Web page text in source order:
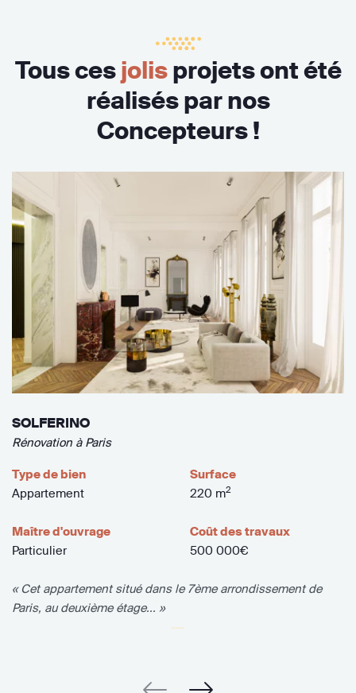
Tous cesjolisprojets ont été
réalisés par nos
Concepteurs !
SOLFERINO
Rénovation à Paris
Type de bien
Appartement
Surface
220 m2
Maître d'ouvrage
Particulier
Coût des travaux
500 000€
« Cet appartement situé dans le 7ème arrondissement de
Paris, au deuxième étage... »